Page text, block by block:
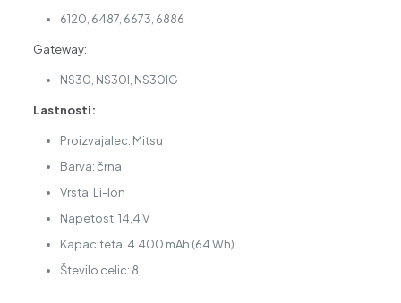
6120, 6487, 6673, 6886
Gateway:
NS30, NS30I, NS30IG
Lastnosti:
Proizvajalec: Mitsu
Barva: črna
Vrsta: Li-Ion
Napetost: 14,4 V
Kapaciteta: 4.400 mAh (64 Wh)
Število celic: 8